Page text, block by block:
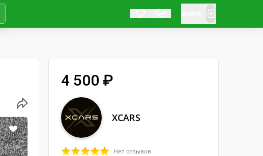
4 500 ₽
XCARS
Нет отзывов